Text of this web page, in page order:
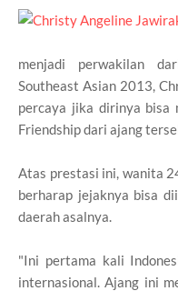
menjadi perwakilan
Southeast Asian 2013,
percaya jika dirinya bisa
Friendship dari ajang
Atas prestasi ini, wanita
berharap jejaknya bisa
daerah asalnya.
"Ini pertama kali
internasional. Ajang ini